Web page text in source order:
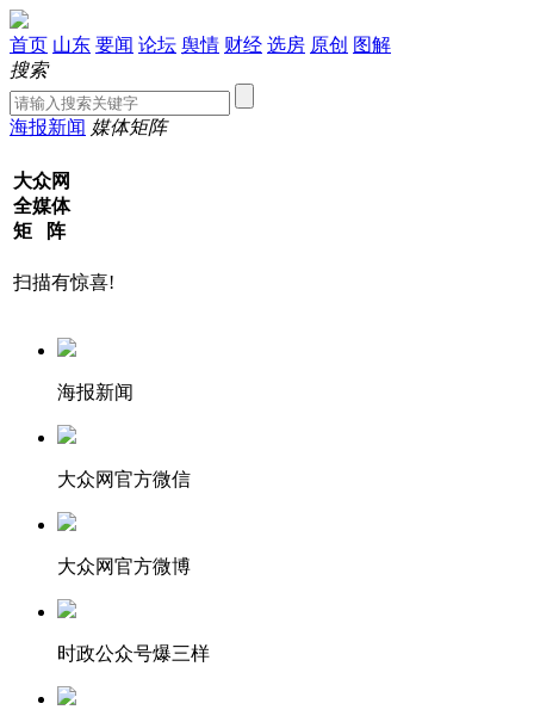
首页 山东 要闻 论坛 舆情 财经 选房 原创 图解
搜索
海报新闻 媒体矩阵
大众网
全媒体
矩 阵
扫描有惊喜!
海报新闻
大众网官方微信
大众网官方微博
时政公众号爆三样